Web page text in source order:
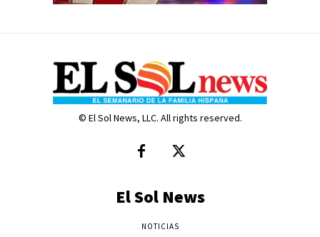
© El Sol News, LLC. All rights reserved.
El Sol News
NOTICIAS